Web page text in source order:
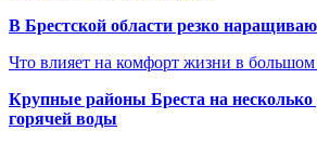
В Брестской области резко
Что влияет на комфорт жизни в большом
Крупные районы Бреста на несколько
горячей воды